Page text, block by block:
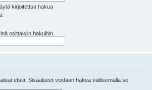
kirjoitettua hakua
osittaisiin hakuihin.
etsiä. Sisäalueet voidaan hakea valitsemalla se